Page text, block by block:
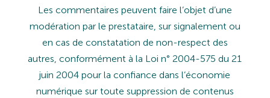
Les commentaires peuvent faire l’objet d’une
modération par le prestataire, sur signalement ou
en cas de constatation de non-respect des
autres, conformément à la Loi n° 2004-575 du 21
juin 2004 pour la confiance dans l’économie
numérique sur toute suppression de contenus